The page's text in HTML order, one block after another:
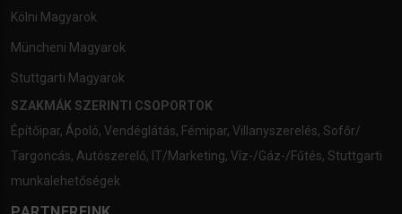
Kölni Magyarok
Müncheni Magyarok
Stuttgarti Magyarok
SZAKMÁK SZERINTI CSOPORTOK
Építőipar, Ápoló, Vendéglátás, Fémipar, Villanyszerelés, Sofőr/
Targoncás, Autószerelő, IT/Marketing, Víz-/Gáz-/Fűtés, Stuttgarti
munkalehetőségek